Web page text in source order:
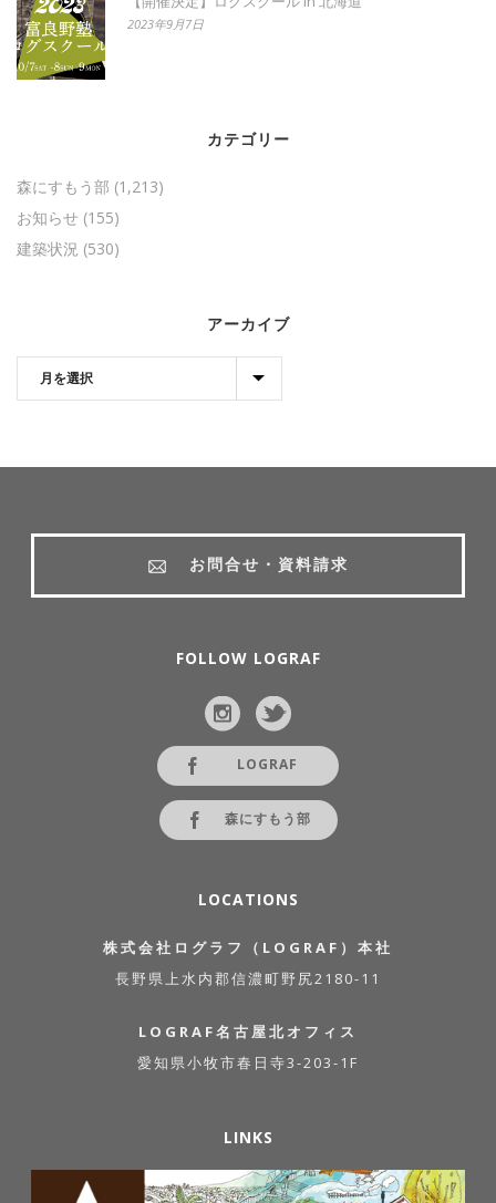
2023年9月7日
カテゴリー
森にすもう部 (1,213)
お知らせ (155)
建築状況 (530)
アーカイブ
お問合せ・資料請求
FOLLOW LOGRAF
LOGRAF
森にすもう部
LOCATIONS
株式会社ログラフ（LOGRAF）本社
長野県上水内郡信濃町野尻2180-11
LOGRAF名古屋北オフィス
愛知県小牧市春日寺3-203-1F
LINKS